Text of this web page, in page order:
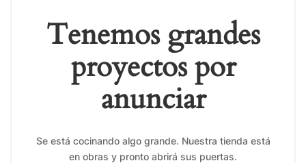
Tenemos grandes
proyectos por
anunciar
Se está cocinando algo grande. Nuestra tienda está
en obras y pronto abrirá sus puertas.